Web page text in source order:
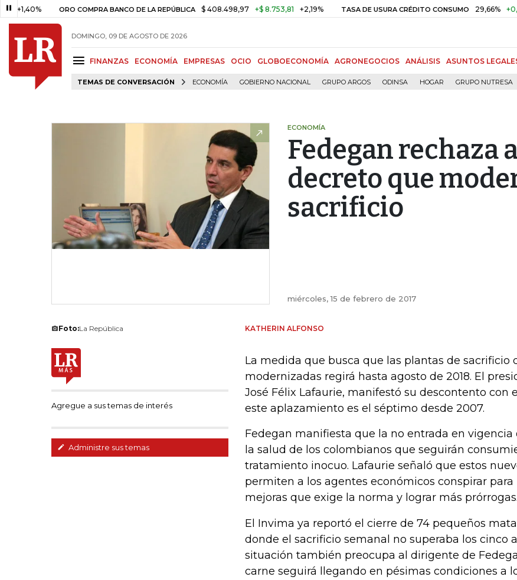
ORO COMPRA BANCO DE LA REPÚBLICA $ 408.498,97 +$ 8.753,81 +2,19% TASA DE USURA CRÉDITO CONSUMO 29,66% +0,87%
DOMINGO, 09 DE AGOSTO DE 2026
FINANZAS ECONOMÍA EMPRESAS OCIO GLOBOECONOMÍA AGRONEGOCIOS ANÁLISIS ASUNTOS
TEMAS DE CONVERSACIÓN ECONOMÍA GOBIERNO NACIONAL GRUPO ARGOS ODINSA HOGAR GRUPO NUTRESA
ECONOMÍA
Fedegan rechaza
decreto que
sacrificio
miércoles, 15 de febrero de 2017
Foto:La República
Agregue a sus temas de interés
Administre sus temas
KATHERIN ALFONSO
La medida que busca que las plantas de sacrificio
modernizadas regirá hasta agosto de 2018. El
José Félix Lafaurie, manifestó su descontento con
este aplazamiento es el séptimo desde 2007.
Fedegan manifiesta que la no entrada en
la salud de los colombianos que seguirán
tratamiento inocuo. Lafaurie señaló que estos
permiten a los agentes económicos conspirar
mejoras que exige la norma y lograr más prórrogas.
El Invima ya reportó el cierre de 74 pequeños
donde el sacrificio semanal no superaba los cinco
situación también preocupa al dirigente de
carne seguirá llegando en pésimas condiciones a